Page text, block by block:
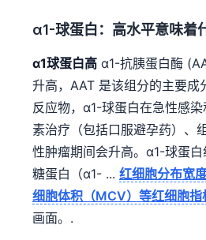
α1-球蛋白：高水平意味着
α1球蛋白高 α1-抗胰蛋白酶
升高，AAT 是该组分的主要成
反应物，α1-球蛋白在急性感
素治疗（包括口服避孕药）、
性肿瘤期间会升高。α1-球蛋
糖蛋白（α1- ... 红细胞分布宽
细胞体积（MCV）等红细胞指
画面。.